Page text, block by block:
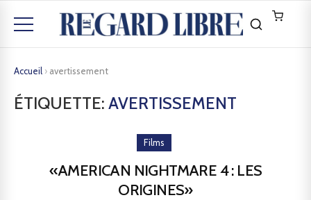
Accueil › avertissement
ÉTIQUETTE: AVERTISSEMENT
Films
«AMERICAN NIGHTMARE 4 : LES
ORIGINES»